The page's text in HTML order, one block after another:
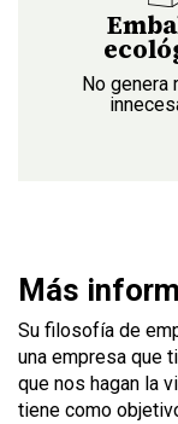
No genera
Más
Su filosofía de
una empresa que
que nos hagan la
tiene como